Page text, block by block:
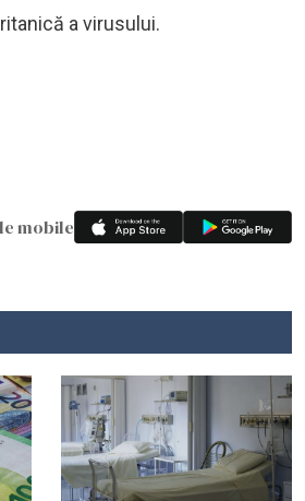
a virusului.
mobile